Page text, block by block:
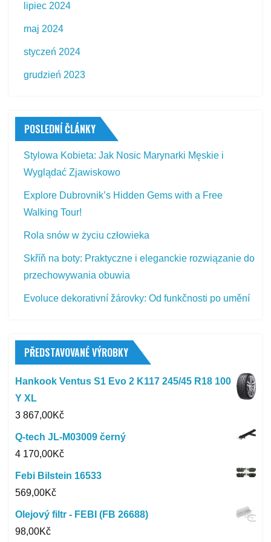
lipiec 2024
maj 2024
styczeń 2024
grudzień 2023
POSLEDNÍ ČLÁNKY
Stylowa Kobieta: Jak Nosic Marynarki Męskie i
Wyglądać Zjawiskowo
Explore Dubrovnik’s Hidden Gems with a Free
Walking Tour!
Rola snów w życiu człowieka
Skříň na boty: Praktyczne i eleganckie rozwiązanie do
przechowywania obuwia
Evoluce dekorativní žárovky: Od funkčnosti po umění
PŘEDSTAVOVANÉ VÝROBKY
Hankook Ventus S1 Evo 2 K117 245/45 R18 100
Y XL
3 867,00Kč
Q-tech JL-M03009 černý
4 170,00Kč
Febi Bilstein 16533
569,00Kč
Olejový filtr - FEBI (FB 26688)
98,00Kč